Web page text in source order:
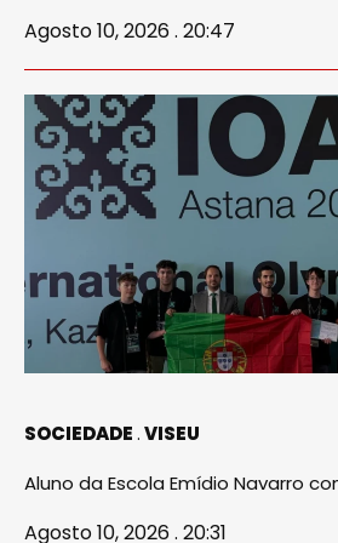
Agosto 10, 2026 . 20:47
SOCIEDADE VISEU
Aluno da Escola Emídio Navarro
Agosto 10, 2026 . 20:31